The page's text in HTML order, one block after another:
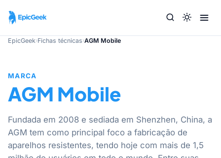
EpicGeek›Fichas técnicas›AGM Mobile
MARCA
AGM Mobile
Fundada em 2008 e sediada em Shenzhen, China, a
AGM tem como principal foco a fabricação de
aparelhos resistentes, tendo hoje com mais de 1,5